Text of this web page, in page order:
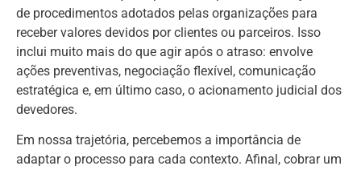
de procedimentos adotados pelas organizações para
receber valores devidos por clientes ou parceiros. Isso
inclui muito mais do que agir após o atraso: envolve
ações preventivas, negociação flexível, comunicação
estratégica e, em último caso, o acionamento judicial dos
devedores.
Em nossa trajetória, percebemos a importância de
adaptar o processo para cada contexto. Afinal, cobrar um